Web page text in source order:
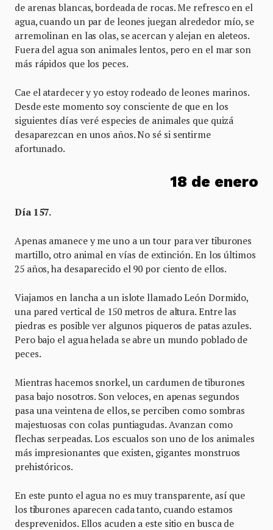
de arenas blancas, bordeada de rocas. Me refresco en el
agua, cuando un par de leones juegan alrededor mío, se
arremolinan en las olas, se acercan y alejan en aleteos.
Fuera del agua son animales lentos, pero en el mar son
más rápidos que los peces.
Cae el atardecer y yo estoy rodeado de leones marinos.
Desde este momento soy consciente de que en los
siguientes días veré especies de animales que quizá
desaparezcan en unos años. No sé si sentirme
afortunado.
18 de enero
Día 157.
Apenas amanece y me uno a un tour para ver tiburones
martillo, otro animal en vías de extinción. En los últimos
25 años, ha desaparecido el 90 por ciento de ellos.
Viajamos en lancha a un islote llamado León Dormido,
una pared vertical de 150 metros de altura. Entre las
piedras es posible ver algunos piqueros de patas azules.
Pero bajo el agua helada se abre un mundo poblado de
peces.
Mientras hacemos snorkel, un cardumen de tiburones
pasa bajo nosotros. Son veloces, en apenas segundos
pasa una veintena de ellos, se perciben como sombras
majestuosas con colas puntiagudas. Avanzan como
flechas serpeadas. Los escualos son uno de los animales
más impresionantes que existen, gigantes monstruos
prehistóricos.
En este punto el agua no es muy transparente, así que
los tiburones aparecen cada tanto, cuando estamos
desprevenidos. Ellos acuden a este sitio en busca de